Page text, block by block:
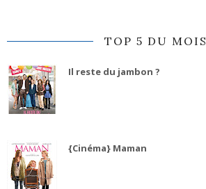
TOP 5 DU MOIS
Il reste du jambon ?
{Cinéma} Maman